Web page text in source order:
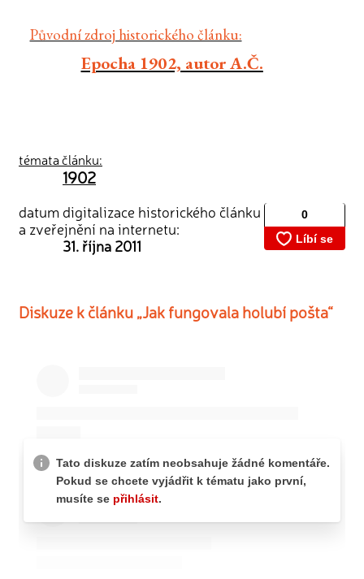
Původní zdroj historického článku:
Epocha 1902, autor A.Č.
témata článku:
1902
datum digitalizace historického článku
a zveřejnění na internetu:
31. října 2011
Diskuze k článku „Jak fungovala holubí pošta“